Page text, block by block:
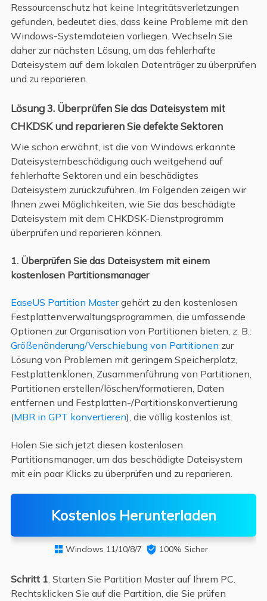
Ressourcenschutz hat keine Integritätsverletzungen
gefunden, bedeutet dies, dass keine Probleme mit den
Windows-Systemdateien vorliegen. Wechseln Sie
daher zur nächsten Lösung, um das fehlerhafte
Dateisystem auf dem lokalen Datenträger zu überprüfen
und zu reparieren.
Lösung 3. Überprüfen Sie das Dateisystem mit
CHKDSK und reparieren Sie defekte Sektoren
Wie schon erwähnt, ist die von Windows erkannte
Dateisystembeschädigung auch weitgehend auf
fehlerhafte Sektoren und ein beschädigtes
Dateisystem zurückzuführen. Im Folgenden zeigen wir
Ihnen zwei Möglichkeiten, wie Sie das beschädigte
Dateisystem mit dem CHKDSK-Dienstprogramm
überprüfen und reparieren können.
1. Überprüfen Sie das Dateisystem mit einem
kostenlosen Partitionsmanager
EaseUS Partition Mastergehört zu den kostenlosen
Festplattenverwaltungsprogrammen, die umfassende
Optionen zur Organisation von Partitionen bieten, z. B.:
Größenänderung/Verschiebung von Partitionen zur
Lösung von Problemen mit geringem Speicherplatz,
Festplattenklonen, Zusammenführung von Partitionen,
Partitionen erstellen/löschen/formatieren, Daten
entfernen und Festplatten-/Partitionskonvertierung
(MBR in GPT konvertieren), die völlig kostenlos ist.
Holen Sie sich jetzt diesen kostenlosen
Partitionsmanager, um das beschädigte Dateisystem
mit ein paar Klicks zu überprüfen und zu reparieren.
Kostenlos Herunterladen
 Windows 11/10/8/7  100% Sicher
Schritt 1. Starten Sie Partition Master auf Ihrem PC.
Rechtsklicken Sie auf die Partition, die Sie prüfen